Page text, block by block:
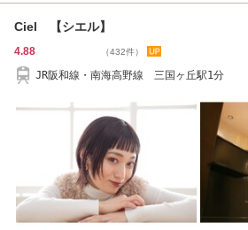
Ciel 【シエル】
4.88 （432件）
JR阪和線・南海高野線 三国ヶ丘駅1分